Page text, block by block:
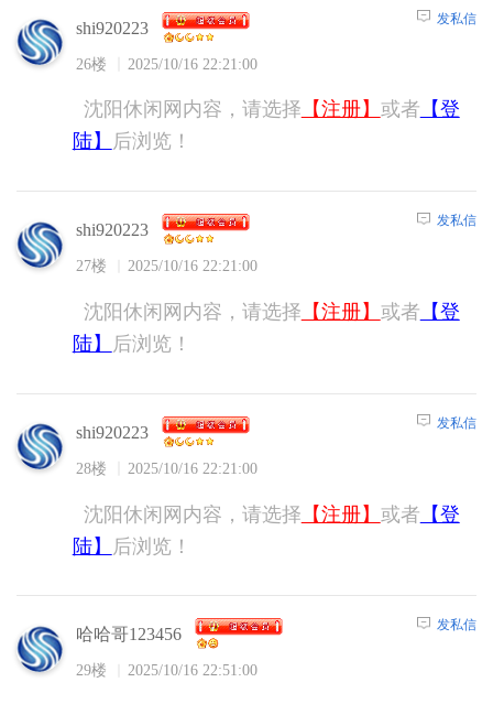
shi920223
26楼 2025/10/16 22:21:00
发私信
沈阳休闲网内容，请选择 【注册】 或者 【登
陆】
后浏览！
shi920223
27楼 2025/10/16 22:21:00
发私信
沈阳休闲网内容，请选择 【注册】 或者 【登
陆】
后浏览！
shi920223
28楼 2025/10/16 22:21:00
发私信
沈阳休闲网内容，请选择 【注册】 或者 【登
陆】
后浏览！
哈哈哥123456
29楼 2025/10/16 22:51:00
发私信